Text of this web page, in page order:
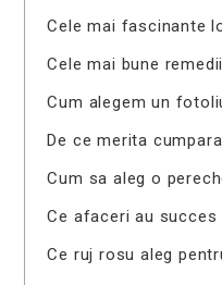
Cele mai fascinante
Cele mai bune
Cum alegem un
De ce merita
Cum sa aleg o
Ce afaceri au succes
Ce ruj rosu aleg